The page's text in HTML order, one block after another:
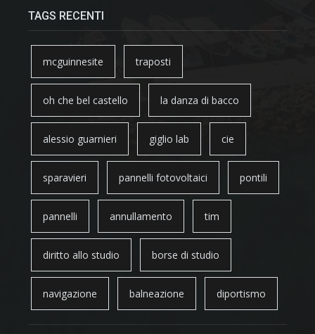
TAGS RECENTI
mcguinnesite traposti
oh che bel castello la danza di bacco
alessio guarnieri giglio lab cie
sparavieri pannelli fotovoltaici pontili
pannelli annullamento tim
diritto allo studio borse di studio
navigazione balneazione diportismo